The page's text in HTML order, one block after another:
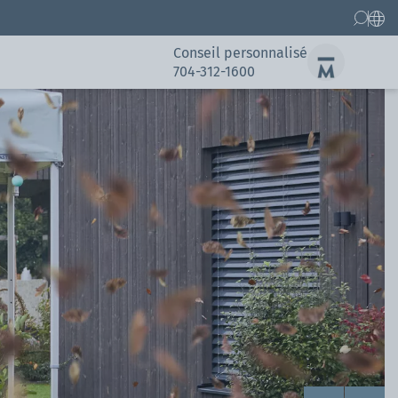
Références
Références
Pièces détachées
Conseil personnalisé
704-312-1600